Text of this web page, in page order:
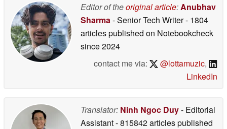
Editor of theoriginal article:Anubhav
Sharma- Senior Tech Writer- 1804
articles published on Notebookcheck
since 2024
contact me via:
@lottamuzic,
LinkedIn
Translator: Ninh Ngoc Duy- Editorial
Assistant- 815842 articles published